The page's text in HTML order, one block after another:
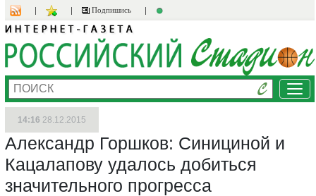
Подпишись
14:16 28.12.2015
Александр Горшков: Синициной и
Кацалапову удалось добиться
значительного прогресса